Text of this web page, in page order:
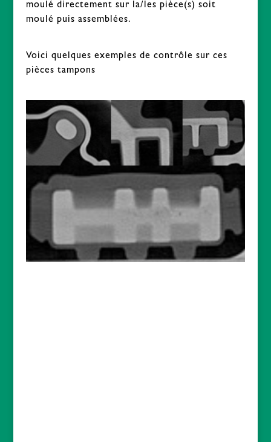
moulé directement sur la/les pièce(s) soit
moulé puis assemblées.
Voici quelques exemples de contrôle sur ces
pièces tampons